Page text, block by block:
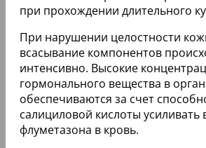
при прохождении длительного
При нарушении целостности
всасывание компонентов
интенсивно. Высокие
гормонального вещества в
обеспечиваются за счет
салициловой кислоты усиливать
флуметазона в кровь.